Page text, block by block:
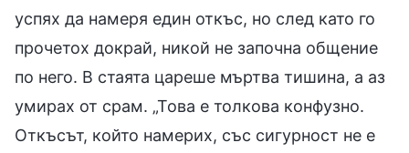
успях да намеря един откъс, но след като го
прочетох докрай, никой не започна общение
по него. В стаята цареше мъртва тишина, а аз
умирах от срам. „Това е толкова конфузно.
Откъсът, който намерих, със сигурност не е